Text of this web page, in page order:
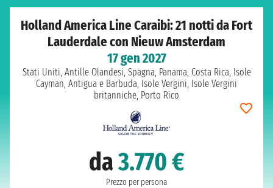
Holland America Line Caraibi: 21 notti da Fort
Lauderdale con Nieuw Amsterdam
17 gen 2027
Stati Uniti, Antille Olandesi, Spagna, Panama, Costa Rica, Isole
Cayman, Antigua e Barbuda, Isole Vergini, Isole Vergini
britanniche, Porto Rico
da3.770 €
Prezzo per persona